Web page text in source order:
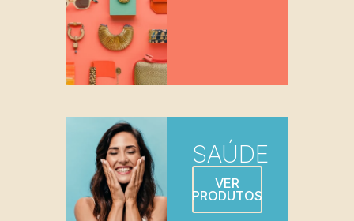
SAÚDE
VER
PRODUTOS